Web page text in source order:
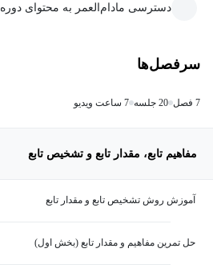
دسترسی مادام‌العمر به محتوای دوره
سرفصل‌ها
7 فصل 20 جلسه 7 ساعت ویدیو
مفاهیم تابع، مقدار تابع و تشخیص تابع
آموزش روش تشخیص تابع و مقدار تابع
حل تمرین مفاهیم و مقدار تابع (بخش اول)